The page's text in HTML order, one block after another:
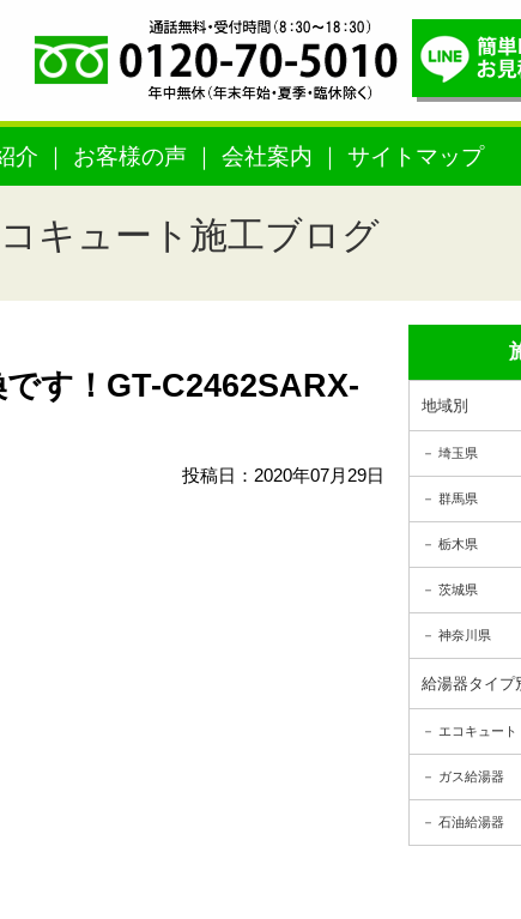
介 お客様の声 会社案内 サイトマップ
キュート施工ブログ
地域別
埼玉県
群馬県
栃木県
茨城県
神奈川県
給湯器タイプ
エコキュート
ガス給湯器
石油給湯器
す！GT-C2462SARX-
投稿日：2020年07月29日